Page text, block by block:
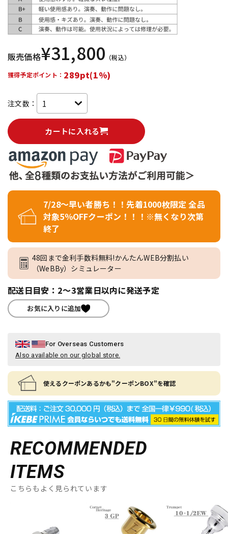
販売価格¥31,800 （税込）
獲得予定ポイント： 289pt(1%)
注文数：
カートに入れる
7/28～早い者勝ち！！先着1000枚限定 全品
対象5％OFFクーポン！！！※無くなり次第
終了
48回まで金利手数料無料!かんたんWEB分割払い
（WeBBy）シミュレーター
配送日目安：2～3営業日以内に発送予定
お気に入りに追加
For Overseas Customers
Also available on our global store.
使えるクーポンあるかも"クーポンBOX"を確認
RECOMMENDED
ITEMS
こちらもよく見られています